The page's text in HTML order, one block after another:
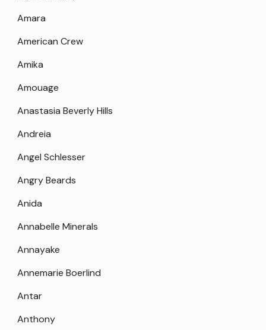
Amara
American Crew
Amika
Amouage
Anastasia Beverly Hills
Andreia
Angel Schlesser
Angry Beards
Anida
Annabelle Minerals
Annayake
Annemarie Boerlind
Antar
Anthony